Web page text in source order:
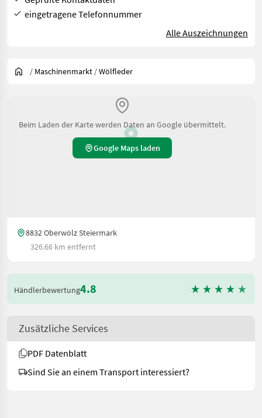
eingetragene Telefonnummer
Alle Auszeichnungen
/ Maschinenmarkt /Wölfleder
Beim Laden der Karte werden Daten an Google übermittelt.
Google Maps laden
8832 Oberwölz Steiermark
326.66 km entfernt
Händlerbewertung4.8
Zusätzliche Services
PDF Datenblatt
Sind Sie an einem Transport interessiert?